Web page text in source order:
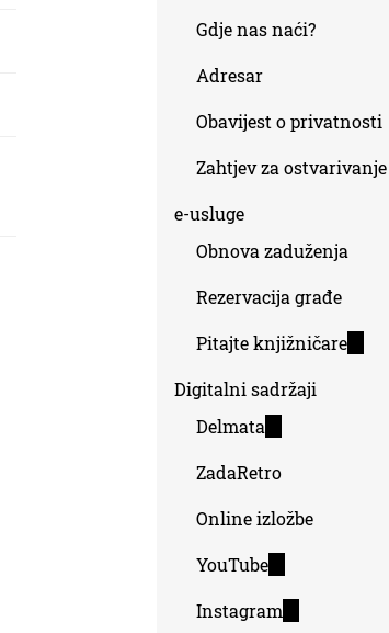
Gdje nas naći?
Adresar
Obavijest o privatnosti
Zahtjev za
e-usluge
Obnova zaduženja
Rezervacija građe
Pitajte knjižničare(link
Digitalni sadržaji
Delmata
external)
ZadaRetro
Online izložbe
YouTube(link
external)
Instagram(link